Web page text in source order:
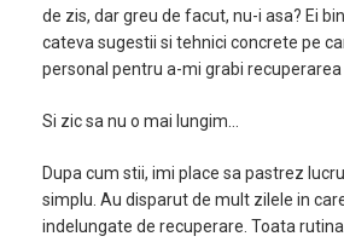
de zis, dar greu de facut, nu-i asa? Ei
cateva sugestii si tehnici concrete pe
personal pentru a-mi grabi
Si zic sa nu o mai lungim…
Dupa cum stii, imi place sa pastrez
simplu. Au disparut de mult zilele in
indelungate de recuperare. Toata